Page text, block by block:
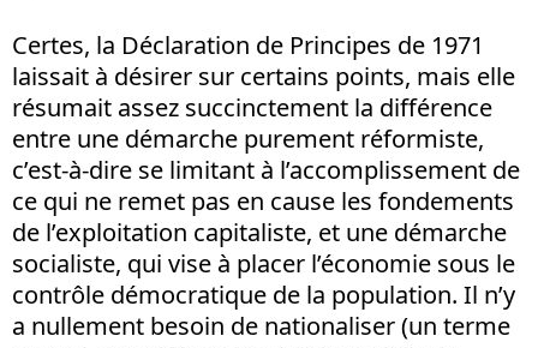
Certes, la Déclaration de Principes de 1971
laissait à désirer sur certains points, mais elle
résumait assez succinctement la différence
entre une démarche purement réformiste,
c’est-à-dire se limitant à l’accomplissement de
ce qui ne remet pas en cause les fondements
de l’exploitation capitaliste, et une démarche
socialiste, qui vise à placer l’économie sous le
contrôle démocratique de la population. Il n’y
a nullement besoin de nationaliser (un terme